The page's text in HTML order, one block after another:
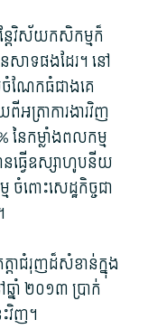
តែ​វិស័យ​កសិកម្ម​ក៏​
សាទ​ផង​ដែរ។ នៅ
មចំណែក​ធំជាង​គេ​
អ​ត្រា​ការងារ​វិញ
នៃ​កម្លាំង​ពលកម្ម​
ន​ធ្វើ​ឧស្សាហូបនីយ
ោះ​សេដ្ឋកិច្ច​ជា​
ា​ជំរុញ​ដ៏​សំខាន់​ក្នុង​
ឆ្នាំ ២០១៣ ប្រាក់
វិញ។